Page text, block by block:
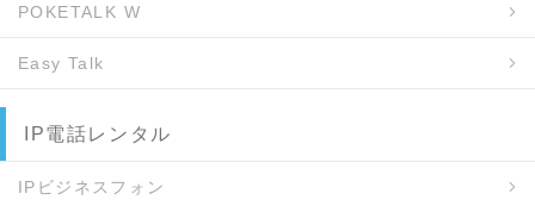
POKETALK W
Easy Talk
IP電話レンタル
IPビジネスフォン